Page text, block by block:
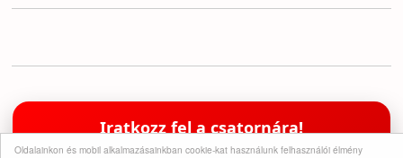
Oldalainkon és mobil alkalmazásainkban cookie-kat használunk felhasználói élmény
Iratkozz fel a csatornára!
Támogasd a munkánkat egy feliratkozással